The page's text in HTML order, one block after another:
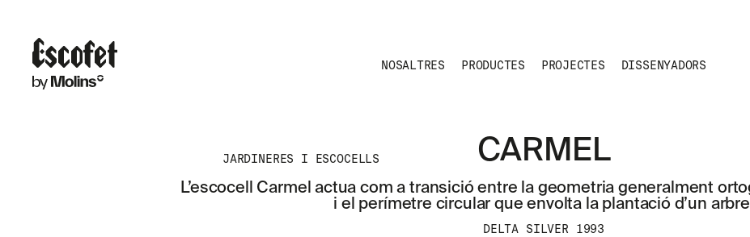
NOSALTRES PRODUCTES PROJECTES DISSENYADORS
JARDINERES I ESCOCELLS CARMEL
L’escocell Carmel actua com a transició entre la geometria generalment
i el perímetre circular que envolta la plantació d’un
DELTA SILVER 1993